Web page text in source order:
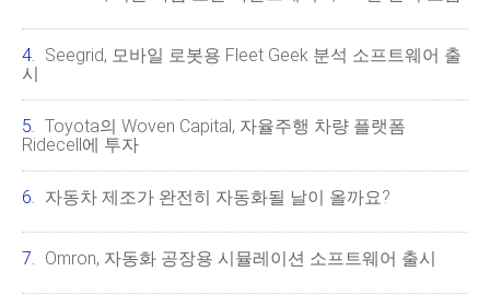
Seegrid, 모바일 로봇용 Fleet Geek 분석 소프트웨어 출
시
Toyota의 Woven Capital, 자율주행 차량 플랫폼
Ridecell에 투자
자동차 제조가 완전히 자동화될 날이 올까요?
Omron, 자동화 공장용 시뮬레이션 소프트웨어 출시